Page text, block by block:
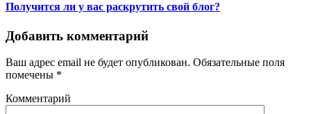
Получится ли у вас раскрутить свой блог?
Добавить комментарий
Ваш адрес email не будет опубликован. Обязательные поля
помечены *
Комментарий